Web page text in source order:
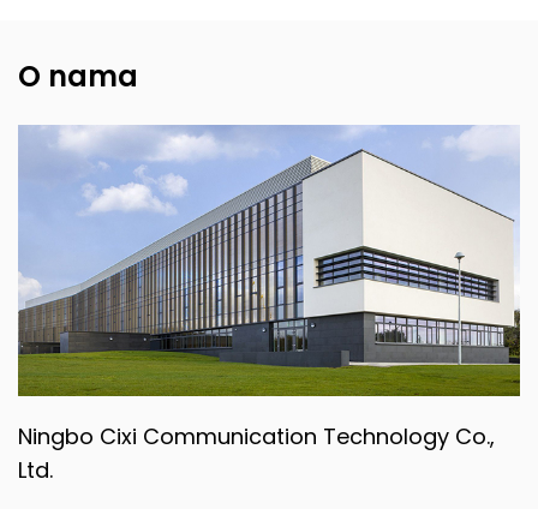
O nama
Ningbo Cixi Communication Technology Co.,
Ltd.